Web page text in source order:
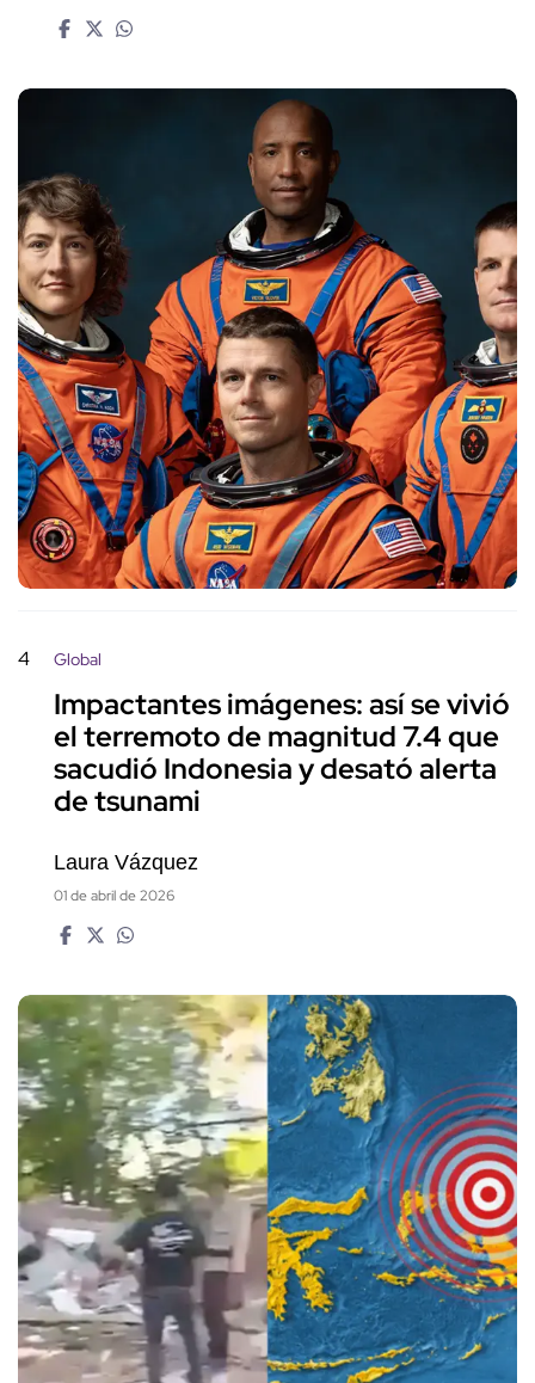
4 Global
Impactantes imágenes: así se vivió
el terremoto de magnitud 7.4 que
sacudió Indonesia y desató alerta
de tsunami
Laura Vázquez
01 de abril de 2026